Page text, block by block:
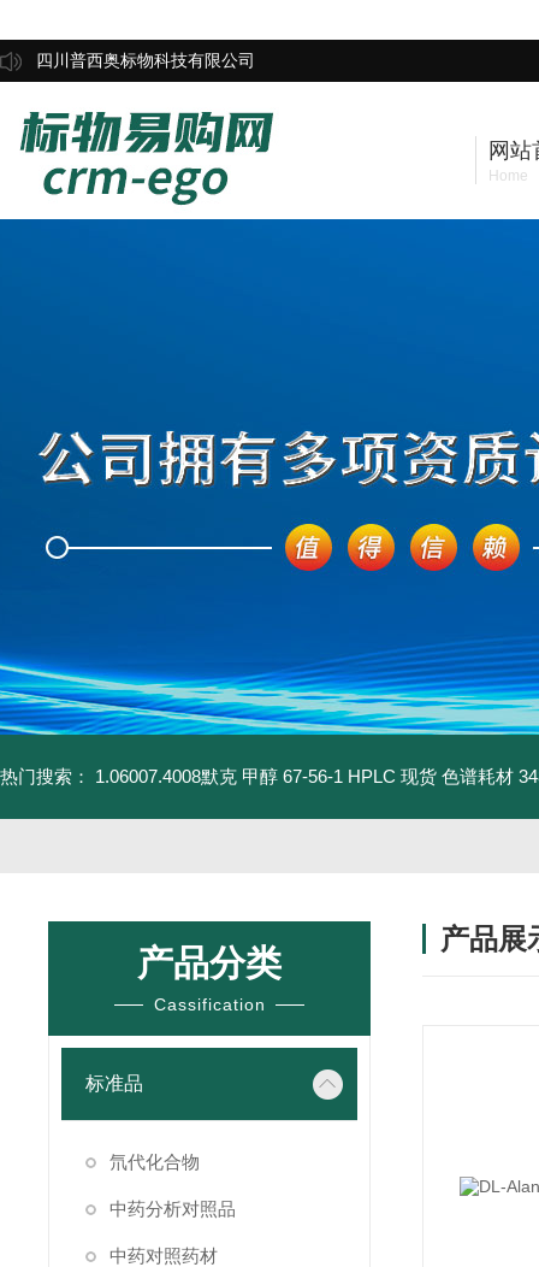
四川普西奥标物科技有限公司
网站
Home
热门搜索： 1.06007.4008默克 甲醇 67-56-1 HPLC 现货 色谱耗材
产品分类
Cassification
标准品
氘代化合物
中药分析对照品
中药对照药材
产品展